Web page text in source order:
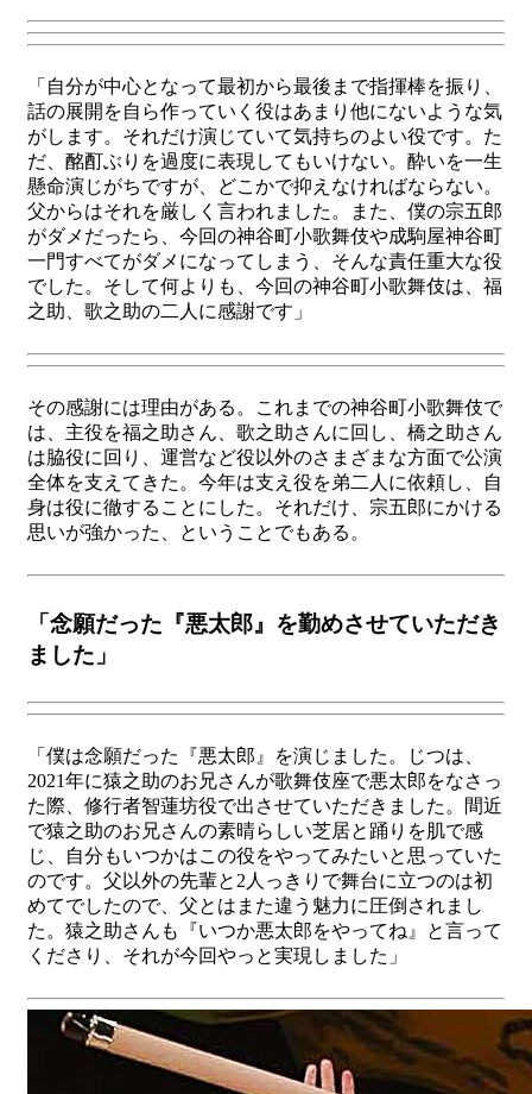
「自分が中心となって最初から最後まで指揮棒を振り、
話の展開を自ら作っていく役はあまり他にないような気
がします。それだけ演じていて気持ちのよい役です。た
だ、酩酊ぶりを過度に表現してもいけない。酔いを一生
懸命演じがちですが、どこかで抑えなければならない。
父からはそれを厳しく言われました。また、僕の宗五郎
がダメだったら、今回の神谷町小歌舞伎や成駒屋神谷町
一門すべてがダメになってしまう、そんな責任重大な役
でした。そして何よりも、今回の神谷町小歌舞伎は、福
之助、歌之助の二人に感謝です」
その感謝には理由がある。これまでの神谷町小歌舞伎で
は、主役を福之助さん、歌之助さんに回し、橋之助さん
は脇役に回り、運営など役以外のさまざまな方面で公演
全体を支えてきた。今年は支え役を弟二人に依頼し、自
身は役に徹することにした。それだけ、宗五郎にかける
思いが強かった、ということでもある。
「念願だった『悪太郎』を勤めさせていただき
ました」
「僕は念願だった『悪太郎』を演じました。じつは、
2021年に猿之助のお兄さんが歌舞伎座で悪太郎をなさっ
た際、修行者智蓮坊役で出させていただきました。間近
で猿之助のお兄さんの素晴らしい芝居と踊りを肌で感
じ、自分もいつかはこの役をやってみたいと思っていた
のです。父以外の先輩と2人っきりで舞台に立つのは初
めてでしたので、父とはまた違う魅力に圧倒されまし
た。猿之助さんも『いつか悪太郎をやってね』と言って
くださり、それが今回やっと実現しました」